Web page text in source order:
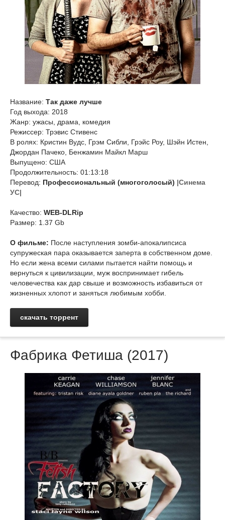
Название: Так даже лучше
Год выхода: 2018
Жанр: ужасы, драма, комедия
Режиссер: Трэвис Стивенс
В ролях: Кристин Вудс, Грэм Сибли, Грэйс Роу, Шэйн Истен,
Джордан Пачеко, Бенжамин Майкл Марш
Выпущено: США
Продолжительность: 01:13:18
Перевод: Профессиональный (многоголосый) |Синема
УС|
Качество: WEB-DLRip
Размер: 1.37 Gb
О фильме: После наступления зомби-апокалипсиса
супружеская пара оказывается заперта в собственном доме.
Но если жена всеми силами пытается найти помощь и
вернуться к цивилизации, муж воспринимает гибель
человечества как дар свыше и возможность избавиться от
жизненных хлопот и заняться любимым хобби.
скачать торрент
Фабрика Фетиша (2017)